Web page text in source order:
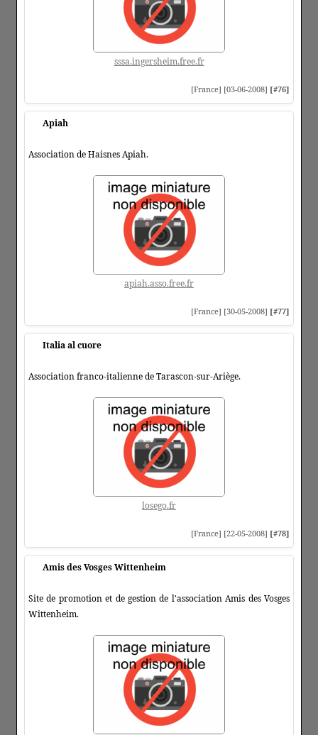
sssa.ingersheim.free.fr
[France] [03-06-2008] [#76]
Apiah
Association de Haisnes Apiah.
apiah.asso.free.fr
[France] [30-05-2008] [#77]
Italia al cuore
Association franco-italienne de Tarascon-sur-Ariège.
losego.fr
[France] [22-05-2008] [#78]
Amis des Vosges Wittenheim
Site de promotion et de gestion de l'association Amis des Vosges
Wittenheim.